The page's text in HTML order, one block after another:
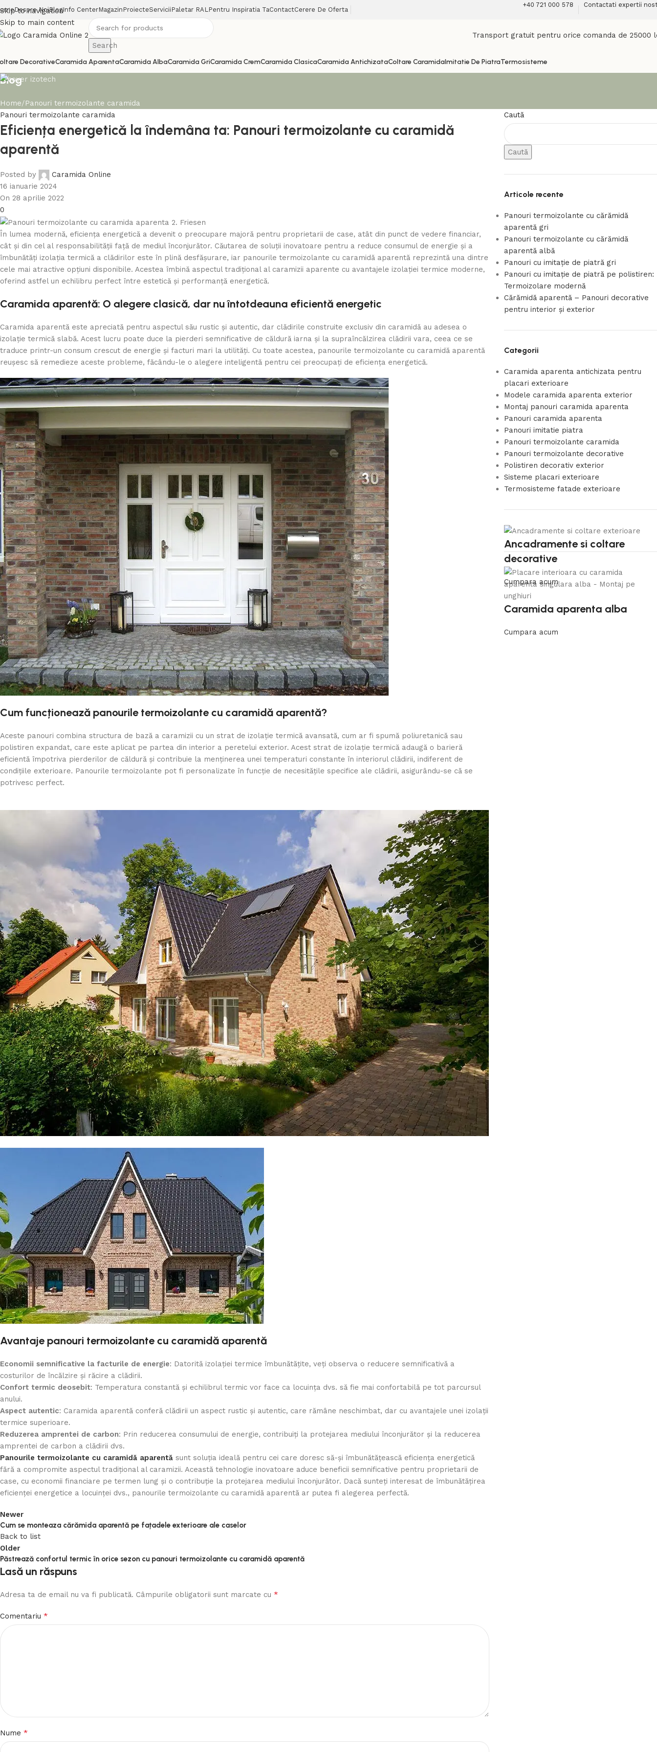
Skip to navigation
Skip to main content
Despre NoiBlogInfo CenterMagazin ProiecteServicii Paletar RALPentru Inspiratia TaContactCerere De Oferta
+40 721 000 578 Contactati expertii
Search
Transport gratuit pentru orice comanda de 25000
DecorativeCaramida AparentaCaramida AlbaCaramida GriCaramida CremCaramida ClasicaCaramida AntichizataColtare CaramidaImitatie De PiatraTermosisteme
Blog
Home Panouri termoizolante caramida
Panouri termoizolante caramida
Eficiența energetică la îndemâna ta: Panouri termoizolante cu caramidă
aparentă
Posted by
Caramida Online
16 ianuarie 2024
On 28 aprilie 2022
0
În lumea modernă, eficiența energetică a devenit o preocupare majoră pentru proprietarii de case, atât din punct de vedere financiar,
cât și din cel al responsabilității față de mediul înconjurător. Căutarea de soluții inovatoare pentru a reduce consumul de energie și a
îmbunătăți izolația termică a clădirilor este în plină desfășurare, iar panourile termoizolante cu caramidă aparentă reprezintă una dintre
cele mai atractive opțiuni disponibile. Acestea îmbină aspectul tradițional al caramizii aparente cu avantajele izolației termice moderne,
oferind astfel un echilibru perfect între estetică și performanță energetică.
Caramida aparentă: O alegere clasică, dar nu întotdeauna eficientă energetic
Caramida aparentă este apreciată pentru aspectul său rustic și autentic, dar clădirile construite exclusiv din caramidă au adesea o
izolație termică slabă. Acest lucru poate duce la pierderi semnificative de căldură iarna și la supraîncălzirea clădirii vara, ceea ce se
traduce printr-un consum crescut de energie și facturi mari la utilități. Cu toate acestea, panourile termoizolante cu caramidă aparentă
reușesc să remedieze aceste probleme, făcându-le o alegere inteligentă pentru cei preocupați de eficiența energetică.
Cum funcționează panourile termoizolante cu caramidă aparentă?
Aceste panouri combina structura de bază a caramizii cu un strat de izolație termică avansată, cum ar fi spumă poliuretanică sau
polistiren expandat, care este aplicat pe partea din interior a peretelui exterior. Acest strat de izolație termică adaugă o barieră
eficientă împotriva pierderilor de căldură și contribuie la menținerea unei temperaturi constante în interiorul clădirii, indiferent de
condițiile exterioare. Panourile termoizolante pot fi personalizate în funcție de necesitățile specifice ale clădirii, asigurându-se că se
potrivesc perfect.
Avantaje panouri termoizolante cu caramidă aparentă
Economii semnificative la facturile de energie: Datorită izolației termice îmbunătățite, veți observa o reducere semnificativă a
costurilor de încălzire și răcire a clădirii.
Confort termic deosebit: Temperatura constantă și echilibrul termic vor face ca locuința dvs. să fie mai confortabilă pe tot parcursul
anului.
Aspect autentic: Caramida aparentă conferă clădirii un aspect rustic și autentic, care rămâne neschimbat, dar cu avantajele unei izolații
termice superioare.
Reduzerea amprentei de carbon: Prin reducerea consumului de energie, contribuiți la protejarea mediului înconjurător și la reducerea
amprentei de carbon a clădirii dvs.
Panourile termoizolante cu caramidă aparentă sunt soluția ideală pentru cei care doresc să-și îmbunătățească eficiența energetică
fără a compromite aspectul tradițional al caramizii. Această tehnologie inovatoare aduce beneficii semnificative pentru proprietarii de
case, cu economii financiare pe termen lung și o contribuție la protejarea mediului înconjurător. Dacă sunteți interesat de îmbunătățirea
eficienței energetice a locuinței dvs., panourile termoizolante cu caramidă aparentă ar putea fi alegerea perfectă.
Newer
Cum se monteaza cărămida aparentă pe fațadele exterioare ale caselor
Back to list
Older
Păstrează confortul termic în orice sezon cu panouri termoizolante cu caramidă aparentă
Lasă un răspuns
Adresa ta de email nu va fi publicată. Câmpurile obligatorii sunt marcate cu *
Comentariu *
Nume *
Caută
Caută
Articole recente
Panouri termoizolante cu cărămidă
aparentă gri
Panouri termoizolante cu cărămidă
aparentă albă
Panouri cu imitație de piatră gri
Panouri cu imitație de piatră pe polistiren:
Termoizolare modernă
Cărămidă aparentă – Panouri decorative
pentru interior și exterior
Categorii
Caramida aparenta antichizata pentru
placari exterioare
Modele caramida aparenta exterior
Montaj panouri caramida aparenta
Panouri caramida aparenta
Panouri imitatie piatra
Panouri termoizolante caramida
Panouri termoizolante decorative
Polistiren decorativ exterior
Sisteme placari exterioare
Termosisteme fatade exterioare
Ancadramente si coltare
decorative
Cumpara acum
Caramida aparenta alba
Cumpara acum